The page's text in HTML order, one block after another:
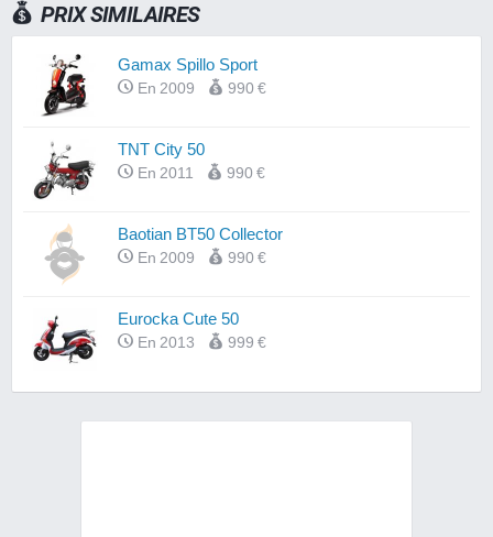
PRIX SIMILAIRES
Gamax Spillo Sport
En 2009 990 €
TNT City 50
En 2011 990 €
Baotian BT50 Collector
En 2009 990 €
Eurocka Cute 50
En 2013 999 €